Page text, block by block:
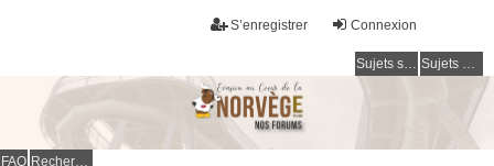
Connexion
S’enregistrer
Sujets sans réponse Sujets actifs
FAQ Rechercher